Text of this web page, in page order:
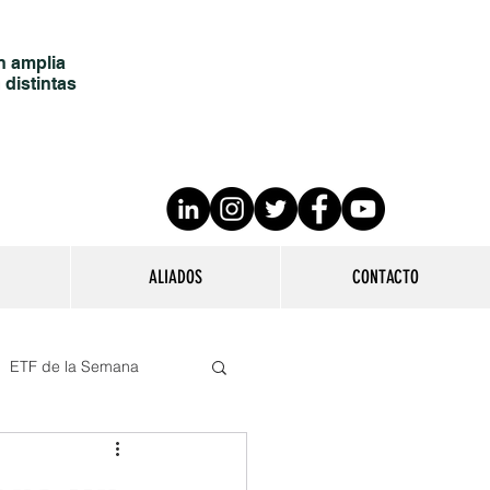
amplia
distintas
ALIADOS CONTACTO
ETF de la Semana